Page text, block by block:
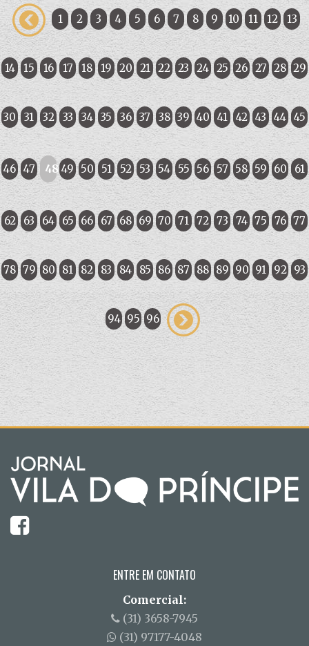
1 2 3 4 5 6 7 8 9 10 11 12 13
14 15 16 17 18 19 20 21 22 23 24 25 26 27 28 29
30 31 32 33 34 35 36 37 38 39 40 41 42 43 44 45
46 47 48 49 50 51 52 53 54 55 56 57 58 59 60 61
62 63 64 65 66 67 68 69 70 71 72 73 74 75 76 77
78 79 80 81 82 83 84 85 86 87 88 89 90 91 92 93
94 95 96
ENTRE EM CONTATO
Comercial:
(31) 3658-7945
(31) 97177-4048